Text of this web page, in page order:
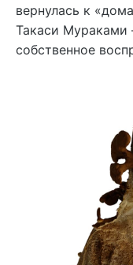
вернулась к
Такаси Мураками
собственное